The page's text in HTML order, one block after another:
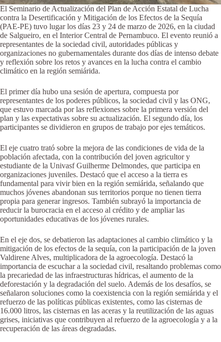
El Seminario de Actualización del Plan de Acción Estatal de Lucha
contra la Desertificación y Mitigación de los Efectos de la Sequía
(PAE-PE) tuvo lugar los días 23 y 24 de marzo de 2026, en la ciudad
de Salgueiro, en el Interior Central de Pernambuco. El evento reunió a
representantes de la sociedad civil, autoridades públicas y
organizaciones no gubernamentales durante dos días de intenso debate
y reflexión sobre los retos y avances en la lucha contra el cambio
climático en la región semiárida.
El primer día hubo una sesión de apertura, compuesta por
representantes de los poderes públicos, la sociedad civil y las ONG,
que estuvo marcada por las reflexiones sobre la primera versión del
plan y las expectativas sobre su actualización. El segundo día, los
participantes se dividieron en grupos de trabajo por ejes temáticos.
El eje cuatro trató sobre la mejora de las condiciones de vida de la
población afectada, con la contribución del joven agricultor y
estudiante de la Univasf Guilherme Delmondes, que participa en
organizaciones juveniles. Destacó que el acceso a la tierra es
fundamental para vivir bien en la región semiárida, señalando que
muchos jóvenes abandonan sus territorios porque no tienen tierra
propia para generar ingresos. También subrayó la importancia de
reducir la burocracia en el acceso al crédito y de ampliar las
oportunidades educativas de los jóvenes rurales.
En el eje dos, se debatieron las adaptaciones al cambio climático y la
mitigación de los efectos de la sequía, con la participación de la joven
Valdirene Alves, multiplicadora de la agroecología. Destacó la
importancia de escuchar a la sociedad civil, resaltando problemas como
la precariedad de las infraestructuras hídricas, el aumento de la
deforestación y la degradación del suelo. Además de los desafíos, se
señalaron soluciones como la coexistencia con la región semiárida y el
refuerzo de las políticas públicas existentes, como las cisternas de
16.000 litros, las cisternas en las aceras y la reutilización de las aguas
grises, iniciativas que contribuyen al refuerzo de la agroecología y a la
recuperación de las áreas degradadas.